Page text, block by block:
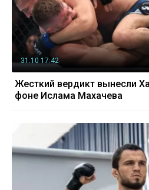
31.10 17:42
Жесткий вердикт вынесли
фоне Ислама Махачева